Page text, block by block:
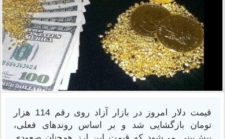
قیمت دلار امروز در بازار آزاد روی رقم 114 هزار
تومان بازگشایی شد و بر اساس روندهای فعلی،